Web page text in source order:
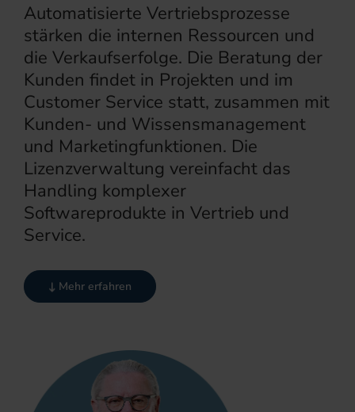
Automatisierte Vertriebsprozesse
stärken die internen Ressourcen und
die Verkaufserfolge. Die Beratung der
Kunden findet in Projekten und im
Customer Service statt, zusammen mit
Kunden- und Wissensmanagement
und Marketingfunktionen. Die
Lizenzverwaltung vereinfacht das
Handling komplexer
Softwareprodukte in Vertrieb und
Service.
Mehr erfahren